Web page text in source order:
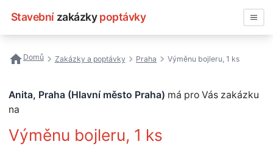
Stavební zakázky poptávky
Nejčastější vyhledávání
Registrace firmy
Domů Zakázky a poptávky Praha Výměnu bojleru, 1 ks
Anita, Praha (Hlavní město Praha) má pro Vás zakázku
na
Výměnu bojleru, 1 ks